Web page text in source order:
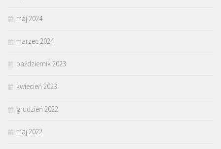
maj 2024
marzec 2024
październik 2023
kwiecień 2023
grudzień 2022
maj 2022